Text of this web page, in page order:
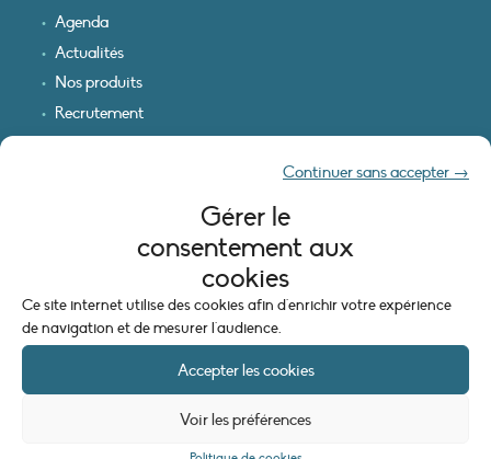
Gérer le
consentement aux
cookies
Ce site internet utilise des cookies afin d'enrichir votre expérience
de navigation et de mesurer l'audience.
Accepter les cookies
Continuer sans accepter →
Voir les préférences
Agenda
Actualités
Nos produits
Recrutement
INFORMATIONS LÉGALES
Mentions légales
Politique de cookies (UE)